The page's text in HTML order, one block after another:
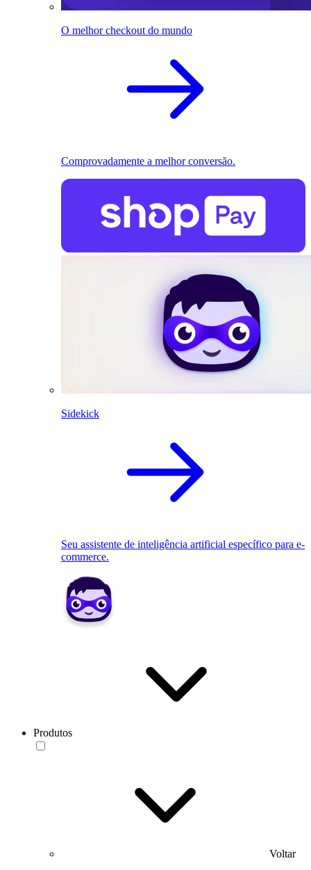
O melhor checkout do mundo
Comprovadamente a melhor conversão.
Sidekick
Seu assistente de inteligência artificial específico para e-
commerce.
Produtos
Voltar